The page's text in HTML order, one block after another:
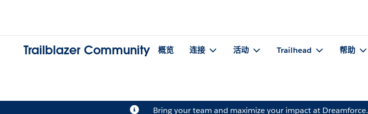
Trailblazer Community 概览 连接 活动 Trailhead 帮助
Bring your team and maximize your impact at Dreamforce.